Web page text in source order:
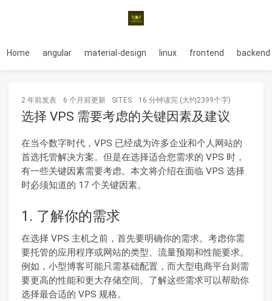
Home angular material-design linux frontend backend
2 年前发表 6 个月前更新 SITES 16 分钟读完 (大约2399个字)
选择 VPS 需要考虑的关键因素及建议
在当今数字时代，VPS 已经成为许多企业和个人网站的
首选托管解决方案。但是在选择适合您需求的 VPS 时，
有一些关键因素需要考虑。本文将介绍在面临 VPS 选择
时必须知道的 17 个关键因素。
1. 了解你的需求
在选择 VPS 主机之前，首先要明确你的需求。考虑你需
要托管的应用程序或网站的类型、流量预期和性能要求。
例如，小型博客可能只需基础配置，而大型电商平台则需
要更高的性能和更大存储空间。了解这些需求可以帮助你
选择最合适的 VPS 规格。